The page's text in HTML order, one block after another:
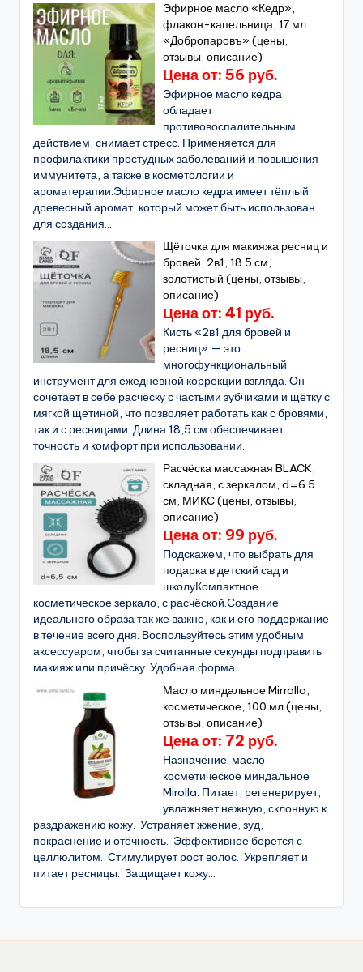
Эфирное масло «Кедр»,
флакон-капельница, 17 мл
«Добропаровъ» (цены,
отзывы, описание)
Цена от: 56 руб.
Эфирное масло кедра
обладает
противовоспалительным
действием, снимает стресс. Применяется для
профилактики простудных заболеваний и повышения
иммунитета, а также в косметологии и
ароматерапии.Эфирное масло кедра имеет тёплый
древесный аромат, который может быть использован
для создания...
Щёточка для макияжа ресниц и
бровей, 2в1, 18.5 см,
золотистый (цены, отзывы,
описание)
Цена от: 41 руб.
Кисть «2в1 для бровей и
ресниц» — это
многофункциональный
инструмент для ежедневной коррекции взгляда. Он
сочетает в себе расчёску с частыми зубчиками и щётку с
мягкой щетиной, что позволяет работать как с бровями,
так и с ресницами. Длина 18,5 см обеспечивает
точность и комфорт при использовании.
Расчёска массажная BLACK,
складная, с зеркалом, d=6.5
см, МИКС (цены, отзывы,
описание)
Цена от: 99 руб.
Подскажем, что выбрать для
подарка в детский сад и
школуКомпактное
косметическое зеркало, с расчёской.Создание
идеального образа так же важно, как и его поддержание
в течение всего дня. Воспользуйтесь этим удобным
аксессуаром, чтобы за считанные секунды подправить
макияж или причёску. Удобная форма...
Масло миндальное Mirrolla,
косметическое, 100 мл (цены,
отзывы, описание)
Цена от: 72 руб.
Назначение: масло
косметическое миндальное
Mirolla. Питает, регенерирует,
увлажняет нежную, склонную к
раздражению кожу. Устраняет жжение, зуд,
покраснение и отёчность. Эффективное борется с
целлюлитом. Стимулирует рост волос. Укрепляет и
питает ресницы. Защищает кожу...